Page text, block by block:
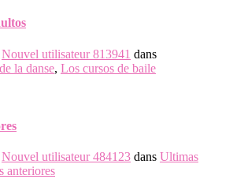
Nouvel utilisateur 813941 dans
la danse, Los cursos de baile
Nouvel utilisateur 484123 dans Ultimas
anteriores